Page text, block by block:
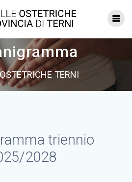
al
contenuto
TERNI
triennio
2028